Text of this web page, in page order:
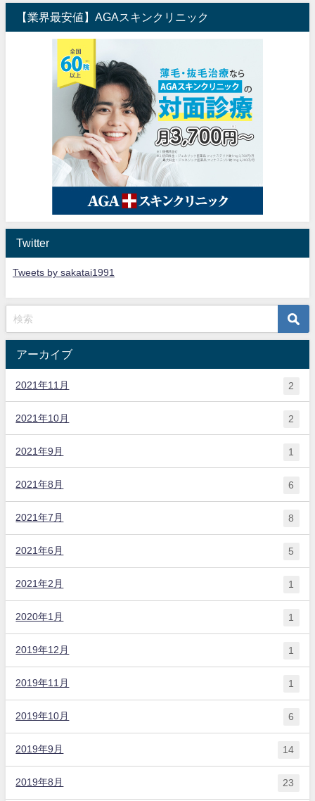
【業界最安値】AGAスキンクリニック
Twitter
Tweets by sakatai1991
アーカイブ
2021年11月 2
2021年10月 2
2021年9月 1
2021年8月 6
2021年7月 8
2021年6月 5
2021年2月 1
2020年1月 1
2019年12月 1
2019年11月 1
2019年10月 6
2019年9月 14
2019年8月 23